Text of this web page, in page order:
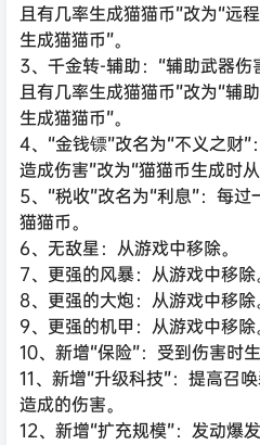
且有几率生成猫猫币”改为“远
生成猫猫币”。
3、千金转-辅助：“辅助武器
且有几率生成猫猫币”改为“辅
生成猫猫币”。
4、“金钱镖”改名为“不义之财
造成伤害”改为“猫猫币生成时
5、“税收”改名为“利息”：每
猫猫币。
6、无敌星：从游戏中移除。
7、更强的风暴：从游戏中移除
8、更强的大炮：从游戏中移除
9、更强的机甲：从游戏中移除
10、新增“保险”：受到伤害时
11、新增“升级科技”：提高召
造成的伤害。
12、新增“扩充规模”：发动爆